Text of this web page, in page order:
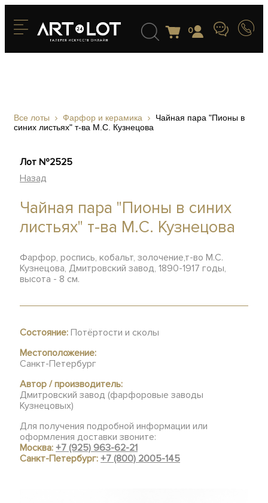
0
Все лоты Фарфор и керамика
Чайная пара "Пионы в
синих листьях" т-ва М.С. Кузнецова
Лот №2525
Назад
Чайная пара "Пионы в синих
листьях" т-ва М.С. Кузнецова
Фарфор, роспись, кобальт, золочение,т-во М.С.
Кузнецова, Дмитровский завод, 1890-1917 годы,
высота - 8 см.
Состояние: Потёртости и сколы
Местоположение:
Санкт-Петербург
Автор / производитель:
Дмитровский завод (фарфоровые заводы
Кузнецовых)
Для получения подробной информации или
оформления доставки звоните:
Москва:+7 (925) 963-62-21
Санкт-Петербург:+7 (800) 2005-145